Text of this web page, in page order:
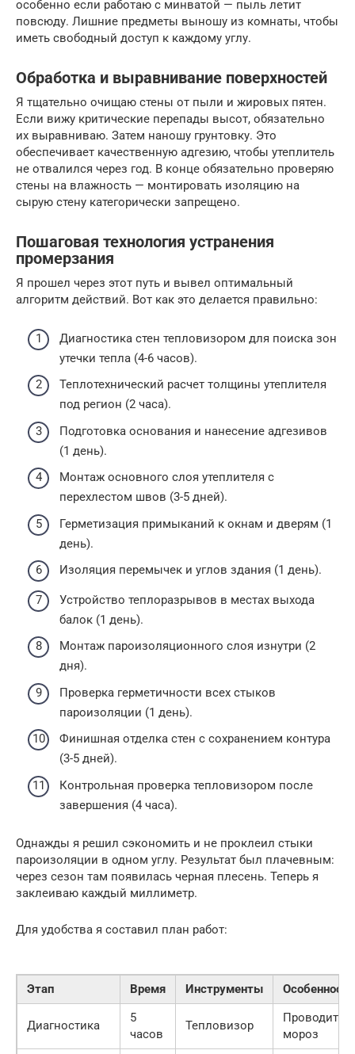
особенно если работаю с минватой — пыль летит
повсюду. Лишние предметы выношу из комнаты, чтобы
иметь свободный доступ к каждому углу.
Обработка и выравнивание поверхностей
Я тщательно очищаю стены от пыли и жировых пятен.
Если вижу критические перепады высот, обязательно
их выравниваю. Затем наношу грунтовку. Это
обеспечивает качественную адгезию, чтобы утеплитель
не отвалился через год. В конце обязательно проверяю
стены на влажность — монтировать изоляцию на
сырую стену категорически запрещено.
Пошаговая технология устранения
промерзания
Я прошел через этот путь и вывел оптимальный
алгоритм действий. Вот как это делается правильно:
Диагностика стен тепловизором для поиска зон
утечки тепла (4-6 часов).
Теплотехнический расчет толщины утеплителя
под регион (2 часа).
Подготовка основания и нанесение адгезивов
(1 день).
Монтаж основного слоя утеплителя с
перехлестом швов (3-5 дней).
Герметизация примыканий к окнам и дверям (1
день).
Изоляция перемычек и углов здания (1 день).
Устройство теплоразрывов в местах выхода
балок (1 день).
Монтаж пароизоляционного слоя изнутри (2
дня).
Проверка герметичности всех стыков
пароизоляции (1 день).
Финишная отделка стен с сохранением контура
(3-5 дней).
Контрольная проверка тепловизором после
завершения (4 часа).
Однажды я решил сэкономить и не проклеил стыки
пароизоляции в одном углу. Результат был плачевным:
через сезон там появилась черная плесень. Теперь я
заклеиваю каждый миллиметр.
Для удобства я составил план работ:
Этап Время Инструменты Особенности
Диагностика
5
часов
Тепловизор
Проводить в
мороз